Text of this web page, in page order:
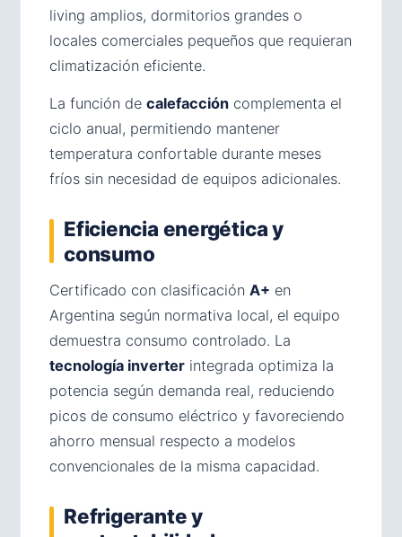
living amplios, dormitorios grandes o
locales comerciales pequeños que requieran
climatización eficiente.
La función de calefacción complementa el
ciclo anual, permitiendo mantener
temperatura confortable durante meses
fríos sin necesidad de equipos adicionales.
Eficiencia energética y
consumo
Certificado con clasificación A+ en
Argentina según normativa local, el equipo
demuestra consumo controlado. La
tecnología inverter integrada optimiza la
potencia según demanda real, reduciendo
picos de consumo eléctrico y favoreciendo
ahorro mensual respecto a modelos
convencionales de la misma capacidad.
Refrigerante y